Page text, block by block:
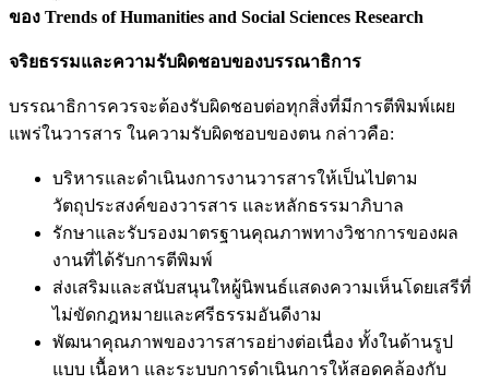
ของ Trends of Humanities and Social Sciences Research
จริยธรรมและความรับผิดชอบของบรรณาธิการ
บรรณาธิการควรจะต้องรับผิดชอบต่อทุกสิ่งที่มีการตีพิมพ์เผย
แพร่ในวารสาร ในความรับผิดชอบของตน กล่าวคือ:
บริหารและดำเนินงการงานวารสารให้เป็นไปตาม
วัตถุประสงค์ของวารสาร และหลักธรรมาภิบาล
รักษาและรับรองมาตรฐานคุณภาพทางวิชาการของผล
งานที่ได้รับการตีพิมพ์
ส่งเสริมและสนับสนุนใหผู้นิพนธ์แสดงความเห็นโดยเสรีที่
ไม่ขัดกฎหมายและศรีธรรมอันดีงาม
พัฒนาคุณภาพของวารสารอย่างต่อเนื่อง ทั้งในด้านรูป
แบบ เนื้อหา และระบบการดำเนินการให้สอดคล้องกับ